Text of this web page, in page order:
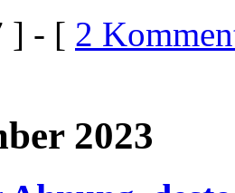
] - [ 2
2023